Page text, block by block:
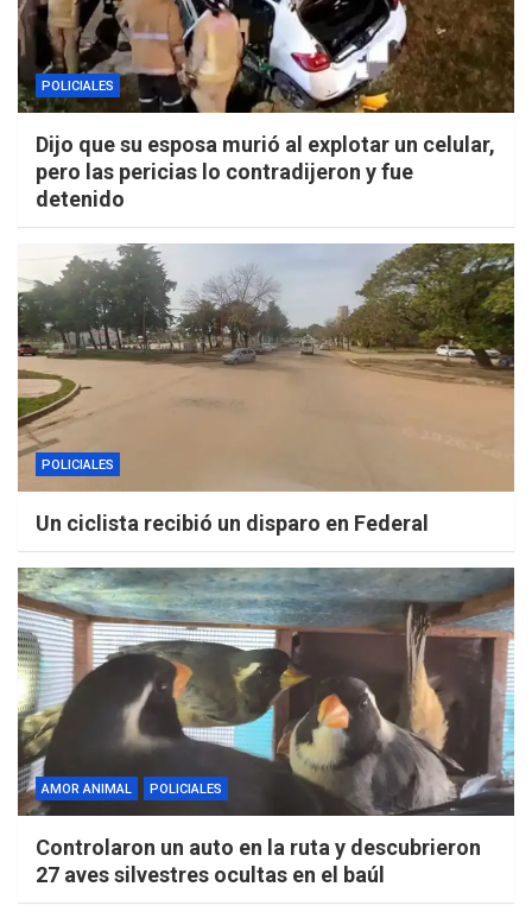
POLICIALES
Dijo que su esposa murió al explotar un celular,
pero las pericias lo contradijeron y fue
detenido
POLICIALES
Un ciclista recibió un disparo en Federal
AMOR ANIMAL POLICIALES
Controlaron un auto en la ruta y descubrieron
27 aves silvestres ocultas en el baúl